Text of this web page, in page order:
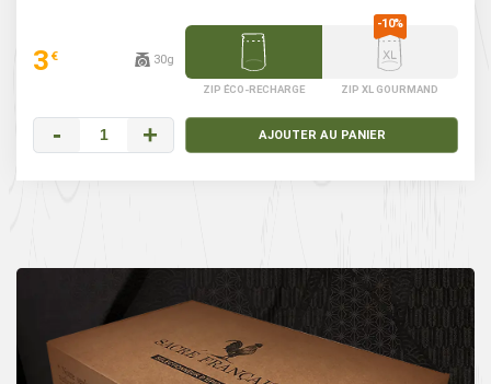
utilisation pour retrouver son goût et
son aspect initial.
3 € 30g
ZIP ÉCO-RECHARGE ZIP XL GOURMAND
- + AJOUTER AU PANIER